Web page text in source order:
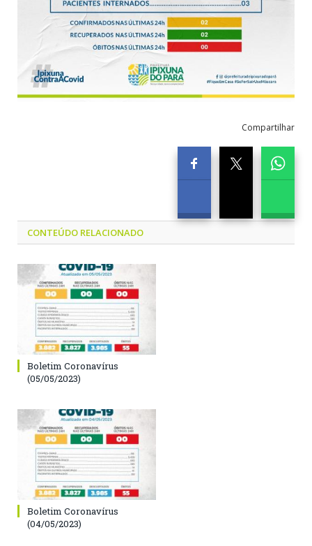
Compartilhar
CONTEÚDO RELACIONADO
Boletim Coronavírus
(05/05/2023)
Boletim Coronavírus
(04/05/2023)